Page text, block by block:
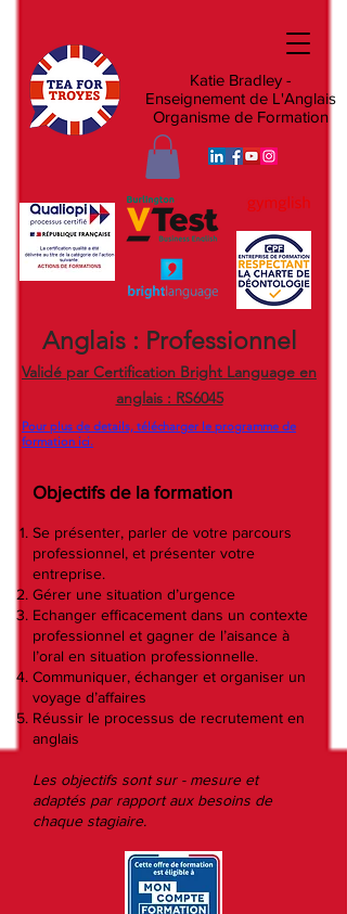
Katie Bradley -
Enseignement de L'Anglais
Organisme de Formation
Anglais : Professionnel
Validé par Certification Bright Language en
anglais : RS6045
Pour plus de details, télécharger le programme de
formation ici.
Objectifs de la formation
Se présenter, parler de votre parcours
professionnel, et présenter votre
entreprise.
Gérer une situation d’urgence
Echanger efficacement dans un contexte
professionnel et gagner de l’aisance à
l’oral en situation professionnelle.
Communiquer, échanger et organiser un
voyage d’affaires
Réussir le processus de recrutement en
anglais
Les objectifs sont sur - mesure et
adaptés par rapport aux besoins de
chaque stagiaire.